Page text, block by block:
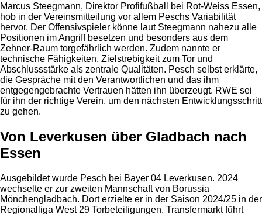
Marcus Steegmann, Direktor Profifußball bei Rot-Weiss Essen,
hob in der Vereinsmitteilung vor allem Peschs Variabilität
hervor. Der Offensivspieler könne laut Steegmann nahezu alle
Positionen im Angriff besetzen und besonders aus dem
Zehner-Raum torgefährlich werden. Zudem nannte er
technische Fähigkeiten, Zielstrebigkeit zum Tor und
Abschlussstärke als zentrale Qualitäten. Pesch selbst erklärte,
die Gespräche mit den Verantwortlichen und das ihm
entgegengebrachte Vertrauen hätten ihn überzeugt. RWE sei
für ihn der richtige Verein, um den nächsten Entwicklungsschritt
zu gehen.
Von Leverkusen über Gladbach nach
Essen
Ausgebildet wurde Pesch bei Bayer 04 Leverkusen. 2024
wechselte er zur zweiten Mannschaft von Borussia
Mönchengladbach. Dort erzielte er in der Saison 2024/25 in der
Regionalliga West 29 Torbeteiligungen. Transfermarkt führt